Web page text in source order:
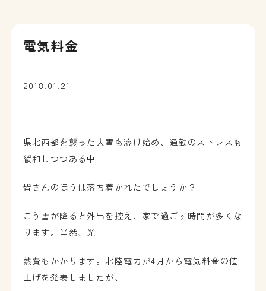
電気料金
2018.01.21
県北西部を襲った大雪も溶け始め、通勤のストレスも
緩和しつつある中
皆さんのほうは落ち着かれたでしょうか？
こう雪が降ると外出を控え、家で過ごす時間が多くな
ります。当然、光
熱費もかかります。北陸電力が4月から電気料金の値
上げを発表しましたが、